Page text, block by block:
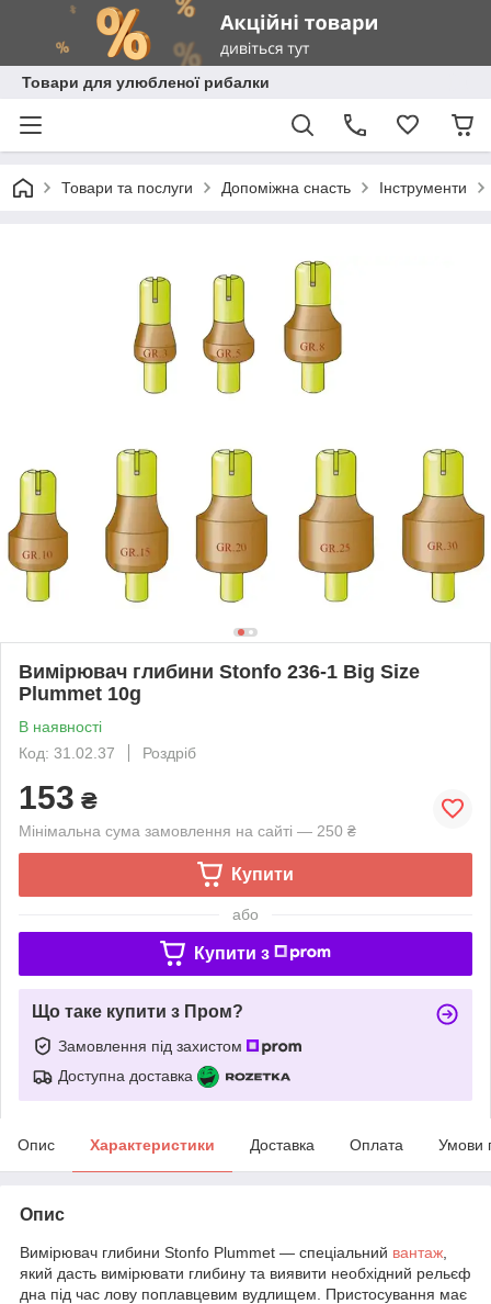
Товари для улюбленої рибалки
Товари та послуги Допоміжна снасть Інструменти
Вимірювач глибини Stonfo 236-1 Big Size
Plummet 10g
В наявності
Код: 31.02.37
Роздріб
153 ₴
Мінімальна сума замовлення на сайті — 250 ₴
Купити
або
Купити з
Що таке купити з Пром?
Замовлення під захистом
Доступна доставка
Опис Характеристики Доставка Оплата Умови
Опис
Вимірювач глибини Stonfo Plummet — спеціальний вантаж
який дасть вимірювати глибину та виявити необхідний рельєф
дна під час лову поплавцевим вудлищем. Пристосування має